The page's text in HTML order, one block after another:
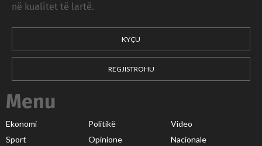
në kualitet të lartë.
KYÇU
REGJISTROHU
Menu
Ekonomi Politikë
Video
Sport
Opinione Nacionale